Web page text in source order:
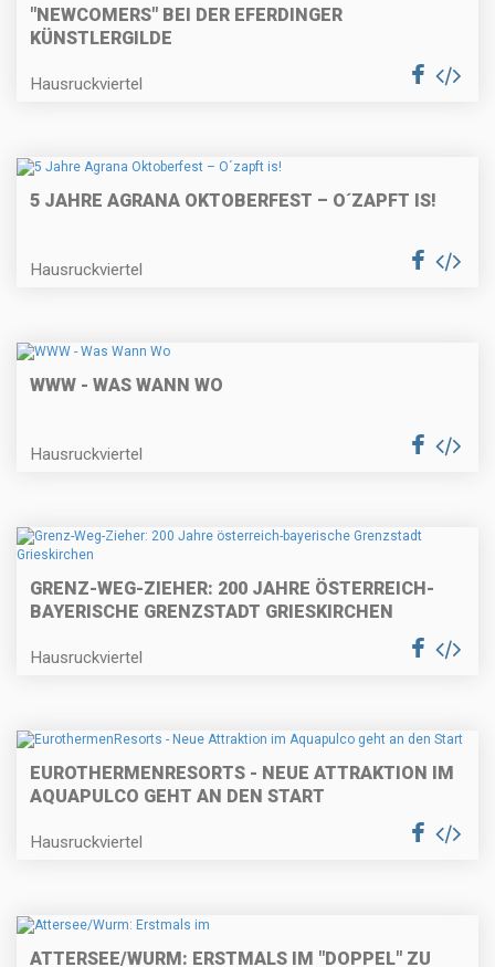
"NEWCOMERS" BEI DER EFERDINGER
KÜNSTLERGILDE
Hausruckviertel
5 JAHRE AGRANA OKTOBERFEST – O´ZAPFT IS!
Hausruckviertel
WWW - WAS WANN WO
Hausruckviertel
GRENZ-WEG-ZIEHER: 200 JAHRE ÖSTERREICH-
BAYERISCHE GRENZSTADT GRIESKIRCHEN
Hausruckviertel
EUROTHERMENRESORTS - NEUE ATTRAKTION IM
AQUAPULCO GEHT AN DEN START
Hausruckviertel
ATTERSEE/WURM: ERSTMALS IM "DOPPEL" ZU